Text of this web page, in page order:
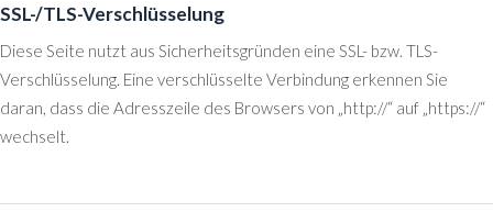
SSL-/TLS-Verschlüsselung
Diese Seite nutzt aus Sicherheitsgründen eine SSL- bzw. TLS-
Verschlüsselung. Eine verschlüsselte Verbindung erkennen Sie
daran, dass die Adresszeile des Browsers von „http://“ auf „https://“
wechselt.